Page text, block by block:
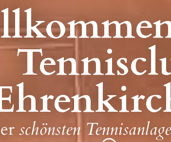
schönsten